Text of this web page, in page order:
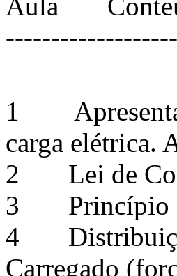
1
carga elétrica.
2 Lei de
3 Princípio
4 Distribuição
Carregado